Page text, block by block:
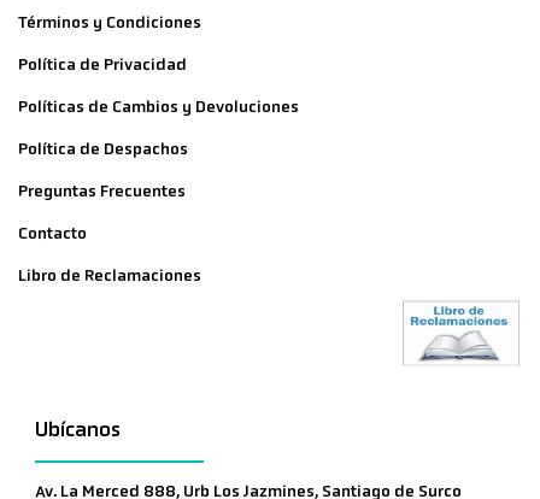
Términos y Condiciones
Política de Privacidad
Políticas de Cambios y Devoluciones
Política de Despachos
Preguntas Frecuentes
Contacto
Libro de Reclamaciones
Ubícanos
Av. La Merced 888, Urb Los Jazmines, Santiago de Surco